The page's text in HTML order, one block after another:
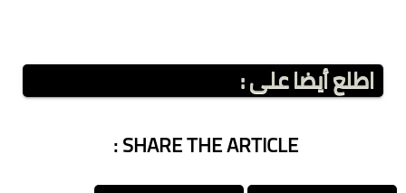
اطلع أيضا على :
SHARE THE ARTICLE :